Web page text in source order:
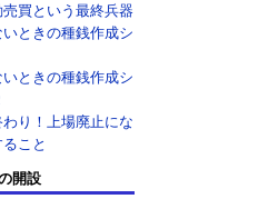
買という最終兵器
いときの種銭作成シ
いときの種銭作成シ
り！上場廃止にな
こと
開設